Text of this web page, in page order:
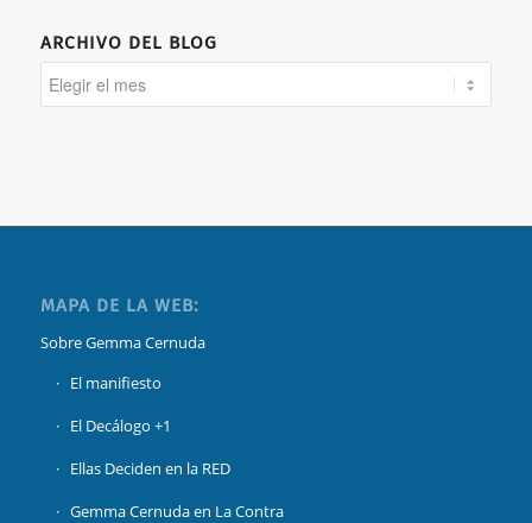
ARCHIVO DEL BLOG
MAPA DE LA WEB:
Sobre Gemma Cernuda
El manifiesto
El Decálogo +1
Ellas Deciden en la RED
Gemma Cernuda en La Contra